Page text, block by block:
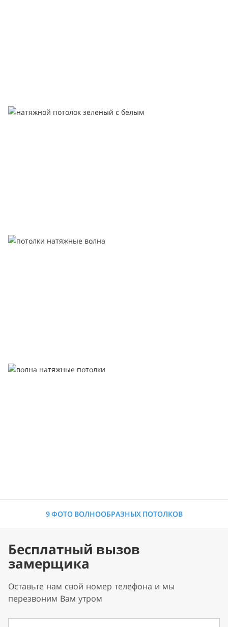
9 ФОТО ВОЛНООБРАЗНЫХ ПОТОЛКОВ
Бесплатный вызов
замерщика
Оставьте нам свой номер телефона и мы
перезвоним Вам утром